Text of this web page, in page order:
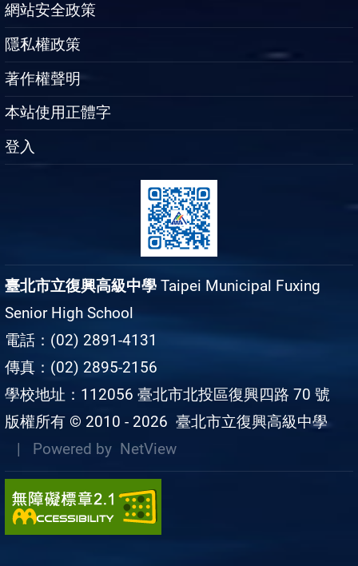
網站安全政策
隱私權政策
著作權聲明
本站使用正體字
登入
臺北市立復興高級中學 Taipei Municipal Fuxing
Senior High School
電話：(02) 2891-4131
傳真：(02) 2895-2156
學校地址：112056 臺北市北投區復興四路 70 號
版權所有 © 2010 - 2026 臺北市立復興高級中學
| Powered by NetView